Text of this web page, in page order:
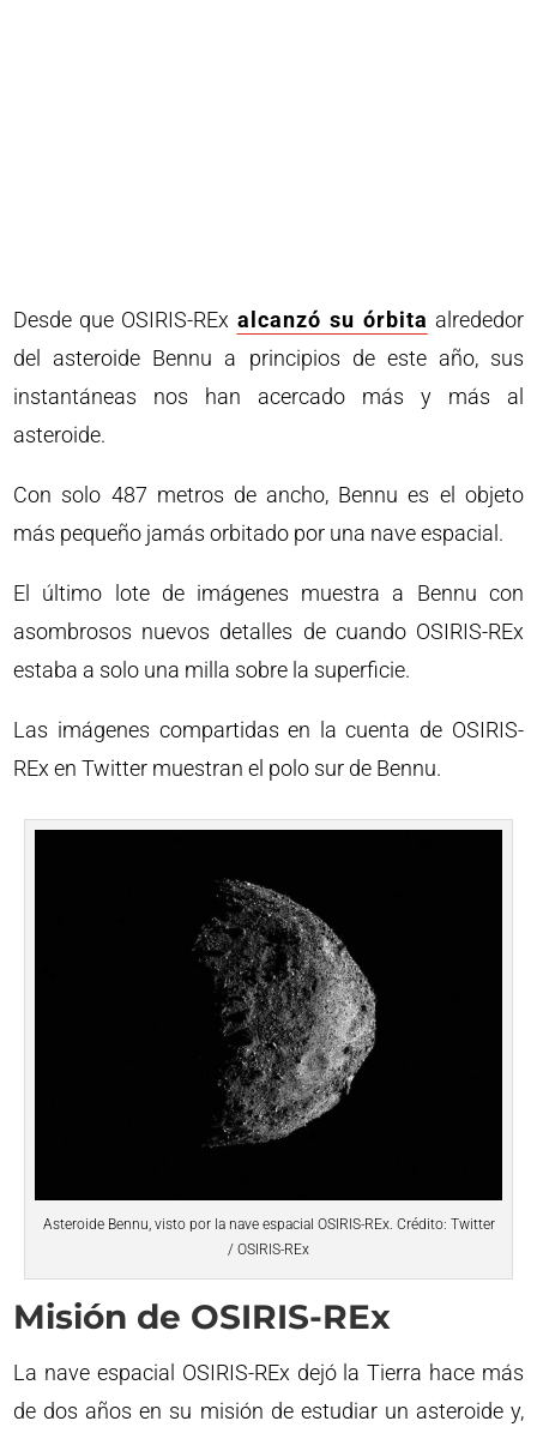
Desde que OSIRIS-REx alcanzó su órbita alrededor
del asteroide Bennu a principios de este año, sus
instantáneas nos han acercado más y más al
asteroide.
Con solo 487 metros de ancho, Bennu es el objeto
más pequeño jamás orbitado por una nave espacial.
El último lote de imágenes muestra a Bennu con
asombrosos nuevos detalles de cuando OSIRIS-REx
estaba a solo una milla sobre la superficie.
Las imágenes compartidas en la cuenta de OSIRIS-
REx en Twitter muestran el polo sur de Bennu.
Asteroide Bennu, visto por la nave espacial OSIRIS-REx. Crédito: Twitter
/ OSIRIS-REx
Misión de OSIRIS-REx
La nave espacial OSIRIS-REx dejó la Tierra hace más
de dos años en su misión de estudiar un asteroide y,